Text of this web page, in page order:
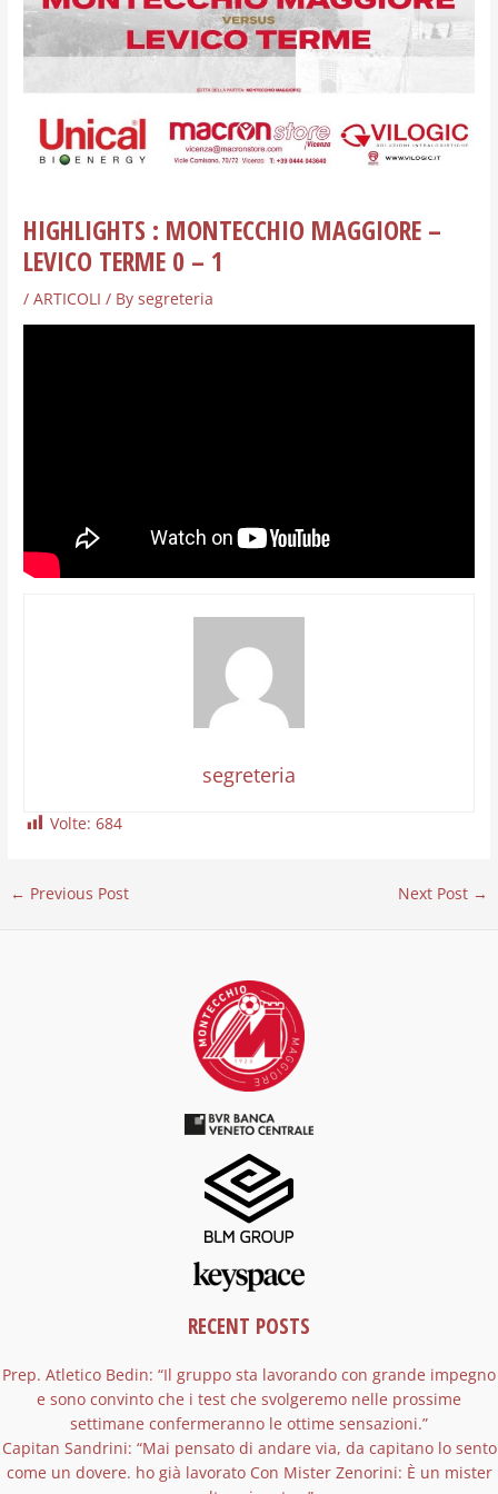
HIGHLIGHTS : MONTECCHIO MAGGIORE –
LEVICO TERME 0 – 1
/ARTICOLI / Bysegreteria
segreteria
Volte: 684
← Previous Post Next Post →
RECENT POSTS
Prep. Atletico Bedin: “Il gruppo sta lavorando con grande impegno
e sono convinto che i test che svolgeremo nelle prossime
settimane confermeranno le ottime sensazioni.”
Capitan Sandrini: “Mai pensato di andare via, da capitano lo sento
come un dovere. ho già lavorato Con Mister Zenorini: È un mister